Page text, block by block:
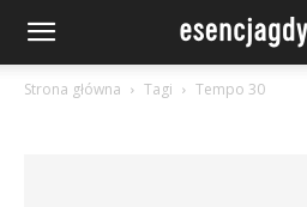
Strona główna Tagi Tempo 30